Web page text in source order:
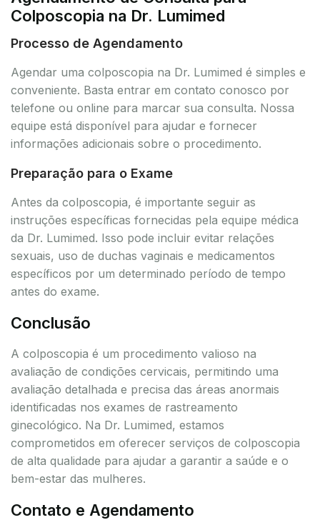
Colposcopia na Dr. Lumimed
Processo de Agendamento
Agendar uma colposcopia na Dr. Lumimed é simples e
conveniente. Basta entrar em contato conosco por
telefone ou online para marcar sua consulta. Nossa
equipe está disponível para ajudar e fornecer
informações adicionais sobre o procedimento.
Preparação para o Exame
Antes da colposcopia, é importante seguir as
instruções específicas fornecidas pela equipe médica
da Dr. Lumimed. Isso pode incluir evitar relações
sexuais, uso de duchas vaginais e medicamentos
específicos por um determinado período de tempo
antes do exame.
Conclusão
A colposcopia é um procedimento valioso na
avaliação de condições cervicais, permitindo uma
avaliação detalhada e precisa das áreas anormais
identificadas nos exames de rastreamento
ginecológico. Na Dr. Lumimed, estamos
comprometidos em oferecer serviços de colposcopia
de alta qualidade para ajudar a garantir a saúde e o
bem-estar das mulheres.
Contato e Agendamento